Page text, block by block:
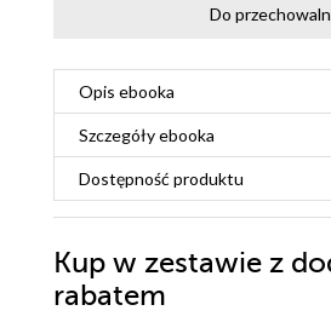
Do
Opis ebooka
Szczegółyebooka
Dostępność produktu
Kup w zestawie z
rabatem